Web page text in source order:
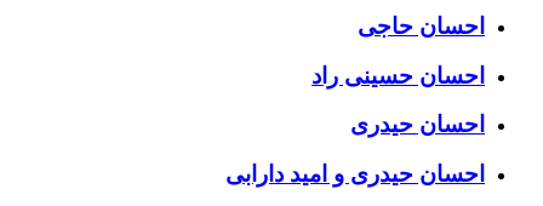
احسان حاجی
احسان حسینی راد
احسان حیدری
احسان حیدری و امید دارابی